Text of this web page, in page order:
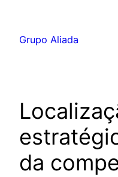
Grupo Aliada
da